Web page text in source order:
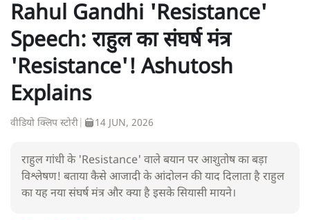
Rahul Gandhi 'Resistance'
Speech: राहुल का संघर्ष मंत्र
'Resistance'! Ashutosh
Explains
वीडियो क्लिप स्टोरी 14 JUN, 2026
राहुल गांधी के 'Resistance' वाले बयान पर आशुतोष का बड़ा
विश्लेषण! बताया कैसे आजादी के आंदोलन की याद दिलाता है राहुल
का यह नया संघर्ष मंत्र और क्या है इसके सियासी मायने।